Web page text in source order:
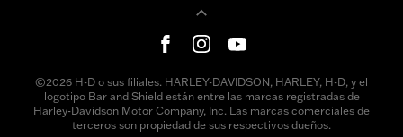
©2026 H-D o sus filiales. HARLEY-DAVIDSON, HARLEY, H-D, y el
logotipo Bar and Shield están entre las marcas registradas de
Harley-Davidson Motor Company, Inc. Las marcas comerciales de
terceros son propiedad de sus respectivos dueños.